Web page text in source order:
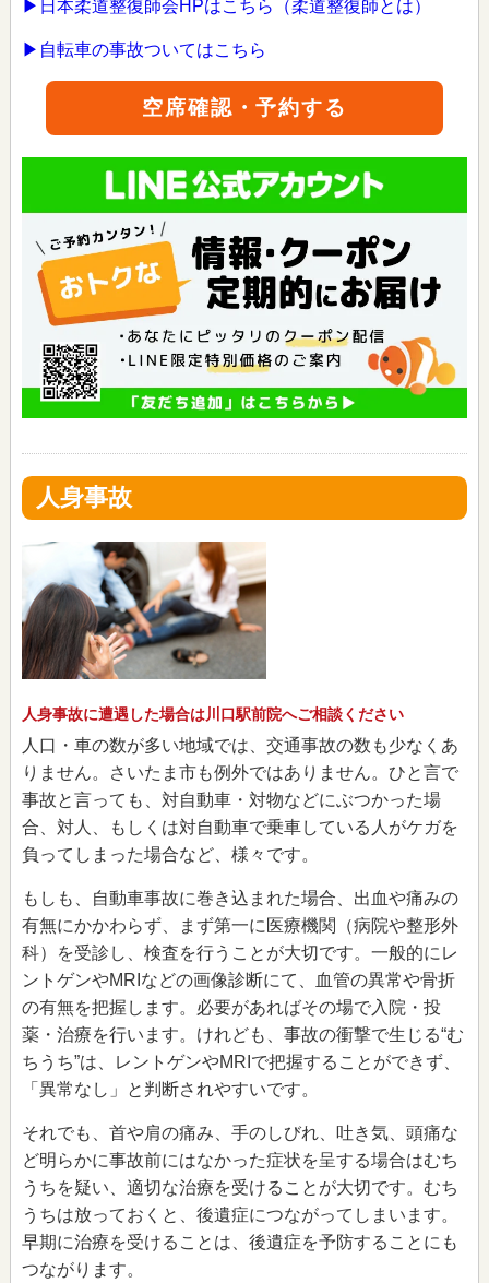
▶日本柔道整復師会HPはこちら（柔道整復師とは）
▶自転車の事故ついてはこちら
空席確認・予約する
人身事故
人身事故に遭遇した場合は川口駅前院へご相談ください
人口・車の数が多い地域では、交通事故の数も少なくあ
りません。さいたま市も例外ではありません。ひと言で
事故と言っても、対自動車・対物などにぶつかった場
合、対人、もしくは対自動車で乗車している人がケガを
負ってしまった場合など、様々です。
もしも、自動車事故に巻き込まれた場合、出血や痛みの
有無にかかわらず、まず第一に医療機関（病院や整形外
科）を受診し、検査を行うことが大切です。一般的にレ
ントゲンやMRIなどの画像診断にて、血管の異常や骨折
の有無を把握します。必要があればその場で入院・投
薬・治療を行います。けれども、事故の衝撃で生じる“む
ちうち”は、レントゲンやMRIで把握することができず、
「異常なし」と判断されやすいです。
それでも、首や肩の痛み、手のしびれ、吐き気、頭痛な
ど明らかに事故前にはなかった症状を呈する場合はむち
うちを疑い、適切な治療を受けることが大切です。むち
うちは放っておくと、後遺症につながってしまいます。
早期に治療を受けることは、後遺症を予防することにも
つながります。